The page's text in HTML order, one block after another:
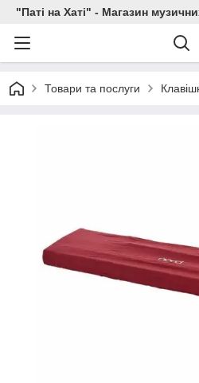
"Паті на Хаті" - Магазин
Товари та послуги